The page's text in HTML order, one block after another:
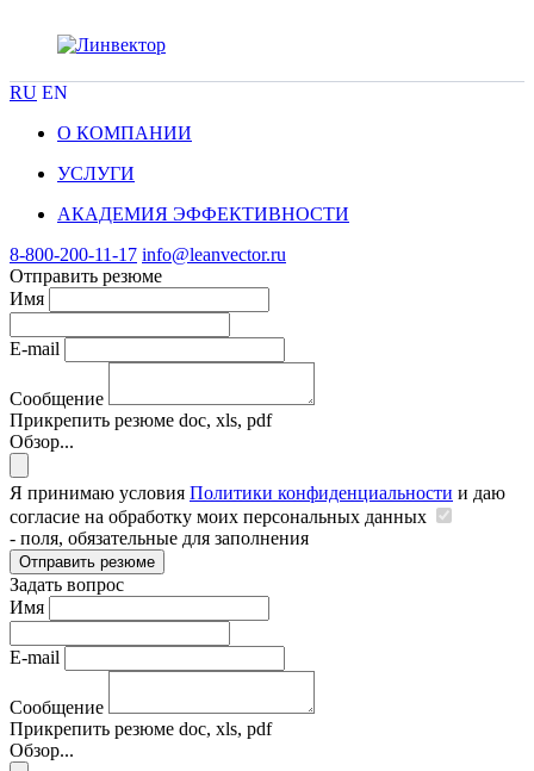
RU EN
О КОМПАНИИ
УСЛУГИ
АКАДЕМИЯ ЭФФЕКТИВНОСТИ
8-800-200-11-17 info@leanvector.ru
Отправить резюме
Имя
E-mail
Сообщение
Прикрепить резюме doc, xls, pdf
Обзор...
Я принимаю условия Политики конфиденциальности и даю
согласие на обработку моих персональных данных
- поля, обязательные для заполнения
Отправить резюме
Задать вопрос
Имя
E-mail
Сообщение
Прикрепить резюме doc, xls, pdf
Обзор...